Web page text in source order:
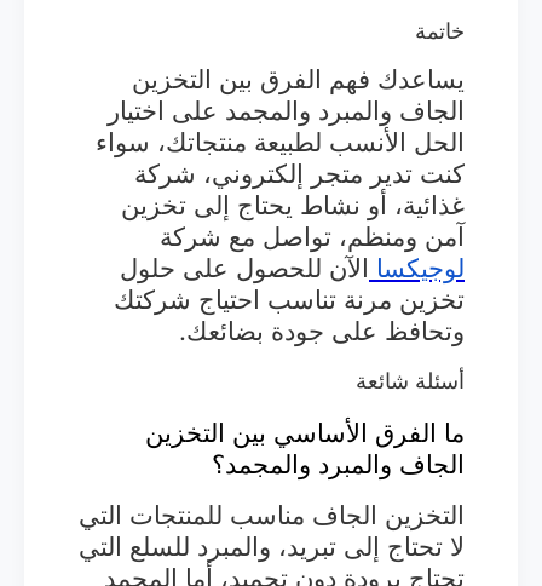
خاتمة
يساعدك فهم الفرق بين التخزين
الجاف والمبرد والمجمد على اختيار
الحل الأنسب لطبيعة منتجاتك، سواء
كنت تدير متجر إلكتروني، شركة
غذائية، أو نشاط يحتاج إلى تخزين
آمن ومنظم، تواصل مع شركة
لوجيكسا الآن للحصول على حلول
تخزين مرنة تناسب احتياج شركتك
وتحافظ على جودة بضائعك.
أسئلة شائعة
ما الفرق الأساسي بين التخزين
الجاف والمبرد والمجمد؟
التخزين الجاف مناسب للمنتجات التي
لا تحتاج إلى تبريد، والمبرد للسلع التي
تحتاج برودة دون تجميد، أما المجمد